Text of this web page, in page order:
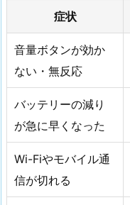
症状
音量ボタンが効か
ない・無反応
バッテリーの減り
が急に早くなった
Wi-Fiやモバイル通
信が切れる